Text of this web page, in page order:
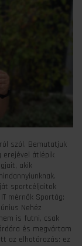
szól. Bemutatjuk
erejével átlépik
akik
sportcéljaitok
mérnök Sportág:
Nehéz
is futni, csak
és megvártam
az elhatározás: ez